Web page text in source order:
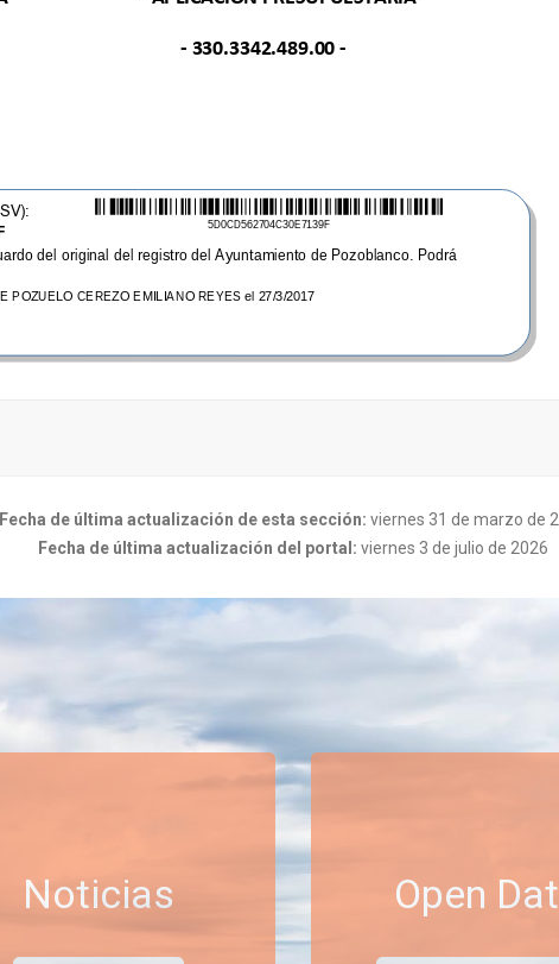
Fecha de última actualización de esta sección: viernes 31 de marzo de
Fecha de última actualización del portal: viernes 3 de julio de 2026
Noticias Open